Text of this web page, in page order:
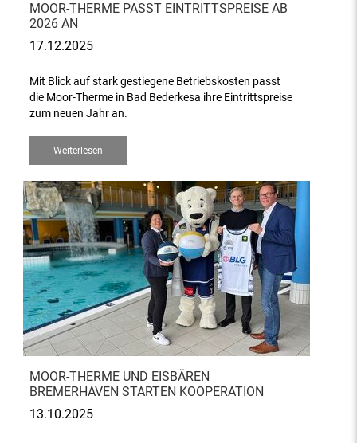
MOOR-THERME PASST EINTRITTSPREISE AB
2026 AN
17.12.2025
Mit Blick auf stark gestiegene Betriebskosten passt
die Moor-Therme in Bad Bederkesa ihre Eintrittspreise
zum neuen Jahr an.
Weiterlesen
MOOR-THERME UND EISBÄREN
BREMERHAVEN STARTEN KOOPERATION
13.10.2025